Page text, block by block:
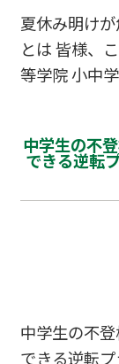
ゃんと勉強は
当然ですよ
力は「時間
ること」に
ル例を交え
一日をご紹
己決定」の
夏休み明け
とは 皆様、
等学院 小中
と学校が始
ん。しかし
急増するの
「夏休み前
然？」「あ
う声も多く
とっての夏
身に大きな
は、9月に不
つけるべき
中学生の不
できる逆転
中学生の不
できる逆転